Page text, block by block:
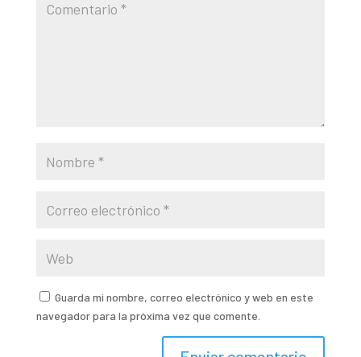
Guarda mi nombre, correo electrónico y web en este
navegador para la próxima vez que comente.